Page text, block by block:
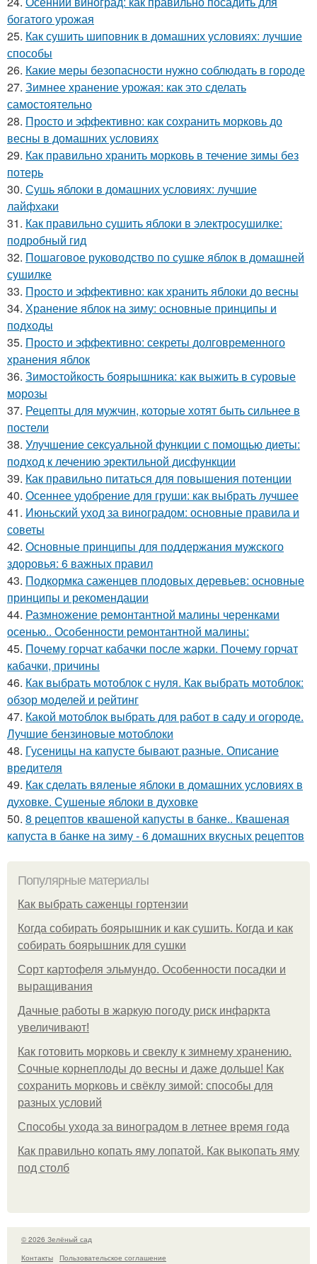
богатого урожая
25. Как сушить шиповник в домашних условиях: лучшие
способы
26. Какие меры безопасности нужно соблюдать в городе
27. Зимнее хранение урожая: как это сделать
самостоятельно
28. Просто и эффективно: как сохранить морковь до
весны в домашних условиях
29. Как правильно хранить морковь в течение зимы без
потерь
30. Сушь яблоки в домашних условиях: лучшие
лайфхаки
31. Как правильно сушить яблоки в электросушилке:
подробный гид
32. Пошаговое руководство по сушке яблок в домашней
сушилке
33. Просто и эффективно: как хранить яблоки до весны
34. Хранение яблок на зиму: основные принципы и
подходы
35. Просто и эффективно: секреты долговременного
хранения яблок
36. Зимостойкость боярышника: как выжить в суровые
морозы
37. Рецепты для мужчин, которые хотят быть сильнее в
постели
38. Улучшение сексуальной функции с помощью диеты:
подход к лечению эректильной дисфункции
39. Как правильно питаться для повышения потенции
40. Осеннее удобрение для груши: как выбрать лучшее
41. Июньский уход за виноградом: основные правила и
советы
42. Основные принципы для поддержания мужского
здоровья: 6 важных правил
43. Подкормка саженцев плодовых деревьев: основные
принципы и рекомендации
44. Размножение ремонтантной малины черенками
осенью.. Особенности ремонтантной малины:
45. Почему горчат кабачки после жарки. Почему горчат
кабачки, причины
46. Как выбрать мотоблок с нуля. Как выбрать мотоблок:
обзор моделей и рейтинг
47. Какой мотоблок выбрать для работ в саду и огороде.
Лучшие бензиновые мотоблоки
48. Гусеницы на капусте бывают разные. Описание
вредителя
49. Как сделать вяленые яблоки в домашних условиях в
духовке. Сушеные яблоки в духовке
50. 8 рецептов квашеной капусты в банке.. Квашеная
капуста в банке на зиму - 6 домашних вкусных рецептов
Популярные материалы
Как выбрать саженцы гортензии
Когда собирать боярышник и как сушить. Когда и как
собирать боярышник для сушки
Сорт картофеля эльмундо. Особенности посадки и
выращивания
Дачные работы в жаркую погоду риск инфаркта
увеличивают!
Как готовить морковь и свеклу к зимнему хранению.
Сочные корнеплоды до весны и даже дольше! Как
сохранить морковь и свёклу зимой: способы для
разных условий
Способы ухода за виноградом в летнее время года
Как правильно копать яму лопатой. Как выкопать яму
под столб
© 2026 Зелёный сад
Контакты
Пользовательское соглашение